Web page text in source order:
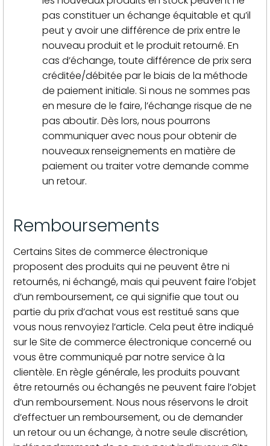
pas constituer un échange équitable et qu’il
peut y avoir une différence de prix entre le
nouveau produit et le produit retourné. En
cas d’échange, toute différence de prix sera
créditée/débitée par le biais de la méthode
de paiement initiale. Si nous ne sommes pas
en mesure de le faire, l’échange risque de ne
pas aboutir. Dès lors, nous pourrons
communiquer avec nous pour obtenir de
nouveaux renseignements en matière de
paiement ou traiter votre demande comme
un retour.
Remboursements
Certains Sites de commerce électronique
proposent des produits qui ne peuvent être ni
retournés, ni échangé, mais qui peuvent faire l’objet
d’un remboursement, ce qui signifie que tout ou
partie du prix d’achat vous est restitué sans que
vous nous renvoyiez l’article. Cela peut être indiqué
sur le Site de commerce électronique concerné ou
vous être communiqué par notre service à la
clientèle. En règle générale, les produits pouvant
être retournés ou échangés ne peuvent faire l’objet
d’un remboursement. Nous nous réservons le droit
d’effectuer un remboursement, ou de demander
un retour ou un échange, à notre seule discrétion,